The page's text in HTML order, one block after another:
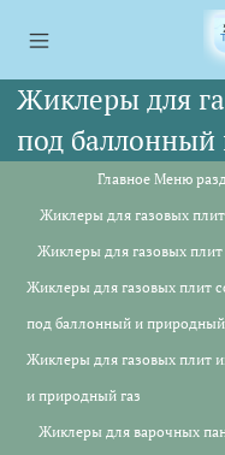
Жиклеры для
под
Главное Меню
Жиклеры для газовых
Жиклеры для газовых
Жиклеры для газовых плит
под баллонный и природный
Жиклеры для газовых плит
и природный газ
Жиклеры для варочных
<a href="https://
<a href="https://